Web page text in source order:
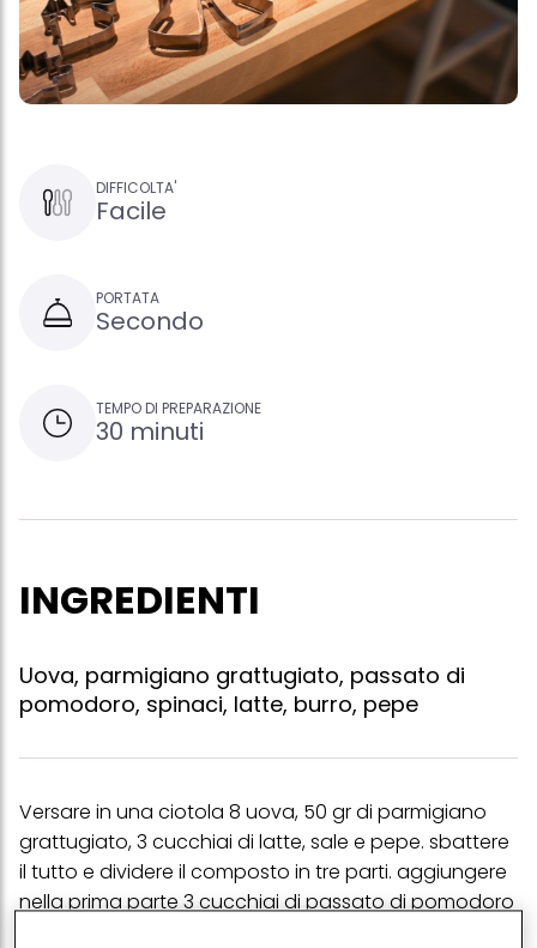
DIFFICOLTA'
Facile
PORTATA
Secondo
TEMPO DI PREPARAZIONE
30 minuti
INGREDIENTI
Uova, parmigiano grattugiato, passato di
pomodoro, spinaci, latte, burro, pepe
Versare in una ciotola 8 uova, 50 gr di parmigiano
grattugiato, 3 cucchiai di latte, sale e pepe. sbattere
il tutto e dividere il composto in tre parti. aggiungere
nella prima parte 3 cucchiai di passato di pomodoro